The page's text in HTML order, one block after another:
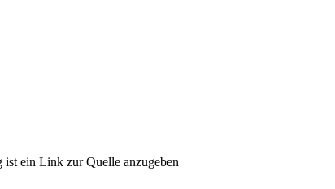
ein Link zur Quelle anzugeben